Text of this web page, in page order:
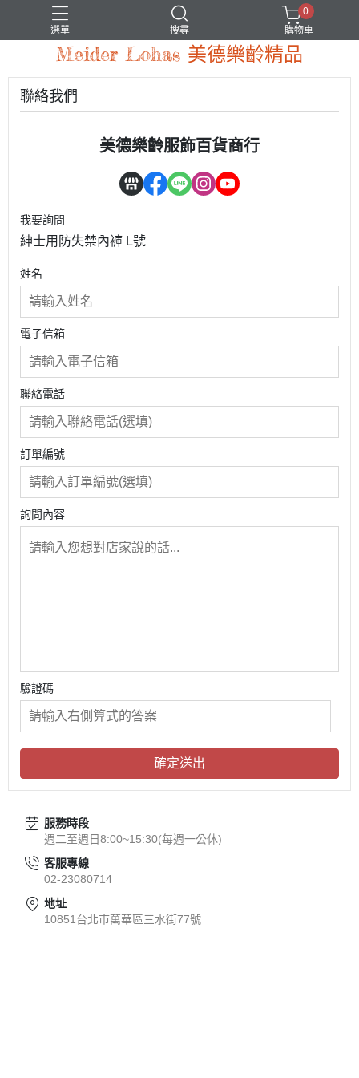
選單 搜尋
0
購物車
Meider Lohas 美德樂齡精品
聯絡我們
美德樂齡服飾百貨商行
我要詢問
紳士用防失禁內褲 L號
姓名
電子信箱
聯絡電話
訂單編號
詢問內容
驗證碼
確定送出
服務時段
週二至週日8:00~15:30(每週一公休)
客服專線
02-23080714
地址
10851台北市萬華區三水街77號